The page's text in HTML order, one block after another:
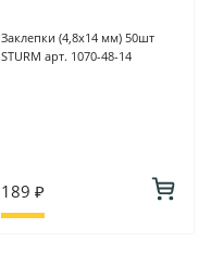
Заклепки (4,8х14 мм) 50шт
STURM арт. 1070-48-14
189 ₽